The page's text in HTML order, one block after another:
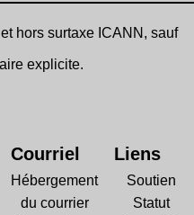
hors surtaxe ICANN, sauf
explicite.
Courriel
Hébergement
du courrier
Liens
Soutien
Statut